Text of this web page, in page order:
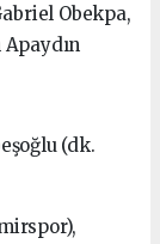
Obekpa,
(dk.